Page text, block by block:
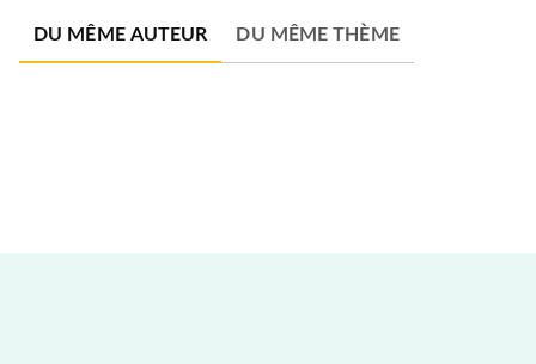
DU MÊME AUTEUR DU MÊME THÈME